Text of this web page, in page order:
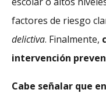
factores de riesgo
delictiva. Finalmente,
intervención
Cabe señalar que